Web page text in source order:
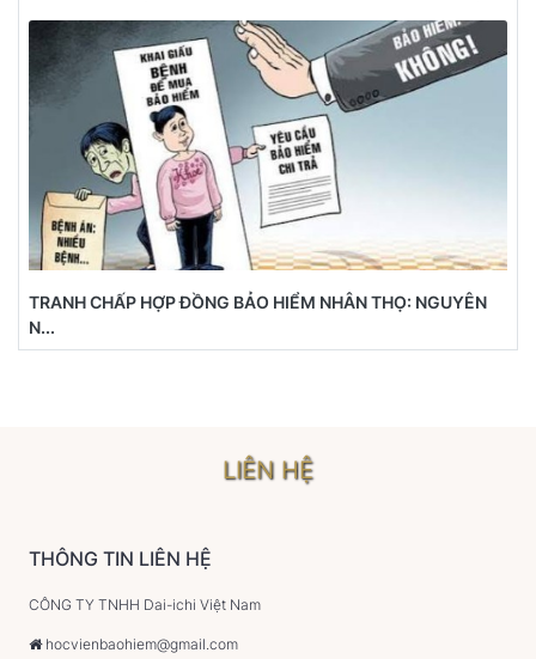
TRANH CHẤP HỢP ĐỒNG BẢO HIỂM NHÂN THỌ: NGUYÊN
N...
LIÊN HỆ
THÔNG TIN LIÊN HỆ
CÔNG TY TNHH Dai-ichi Việt Nam
hocvienbaohiem@gmail.com